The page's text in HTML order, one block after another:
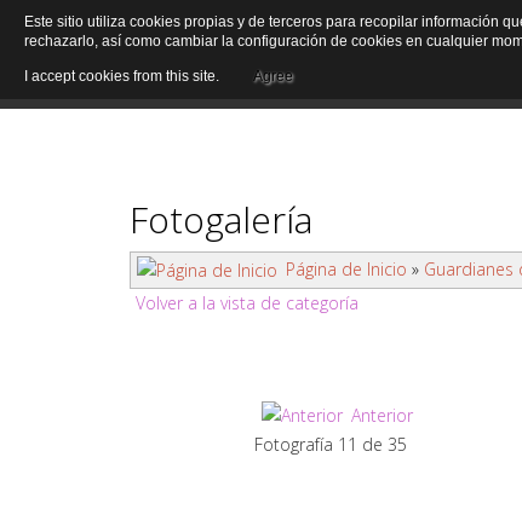
Fotogalería
Página de Inicio » Guardianes
Volver a la vista de categoría
Anterior
Fotografía 11 de 35
Este sitio utiliza cookies propias y de terceros para recopilar información
rechazarlo, así como cambiar la configuración de cookies en cualquier
I accept cookies from this site. Agree